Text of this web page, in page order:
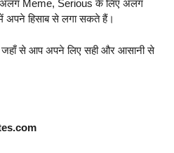
Meme, Serious के लिए अलग
हिसाब से लगा सकते हैं।
से आप अपने लिए सही और आसानी से